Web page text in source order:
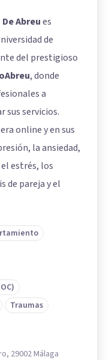
Abreues
de
del prestigioso
, donde
a
sus servicios.
online y en sus
la ansiedad,
estrés, los
de pareja y el
Traumas
29002 Málaga